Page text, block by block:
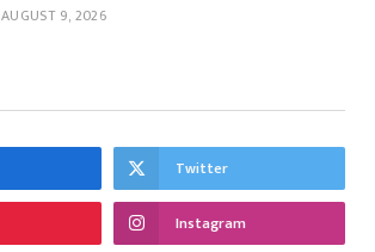
AUGUST 9, 2026
Twitter
Instagram